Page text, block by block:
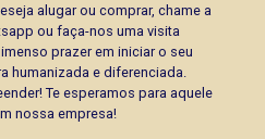
alugar ou comprar, chame a
ou faça-nos uma visita
prazer em iniciar o seu
humanizada e diferenciada.
Te esperamos para aquele
nossa empresa!